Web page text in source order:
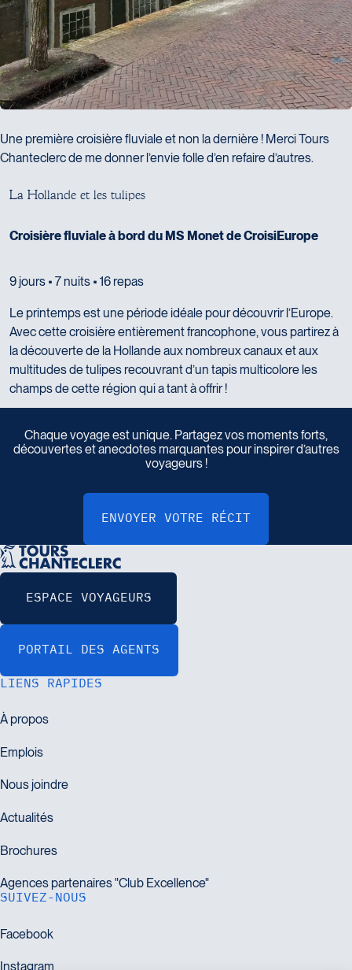
Une première croisière fluviale et non la dernière ! Merci Tours
Chanteclerc de me donner l’envie folle d’en refaire d’autres.
La Hollande et les tulipes
Croisière fluviale à bord du MS Monet de CroisiEurope
9 jours • 7 nuits • 16 repas
Le printemps est une période idéale pour découvrir l’Europe.
Avec cette croisière entièrement francophone, vous partirez à
la découverte de la Hollande aux nombreux canaux et aux
multitudes de tulipes recouvrant d’un tapis multicolore les
champs de cette région qui a tant à offrir !
Pa rtagez votre récit de voya ge
Chaque voyage est unique. Partagez vos moments forts,
découvertes et anecdotes marquantes pour inspirer d’autres
voyageurs !
LIENS RAPIDES
SUIVEZ-NOUS